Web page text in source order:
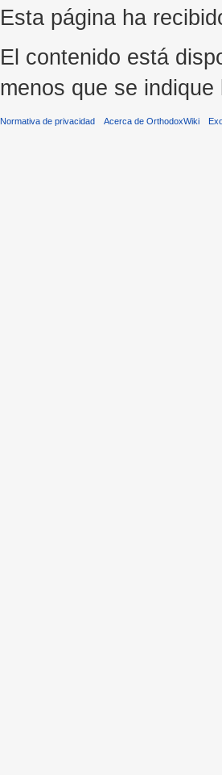
Esta página ha
El contenido está
menos que se
Normativa de privacidad Acerca de OrthodoxWiki